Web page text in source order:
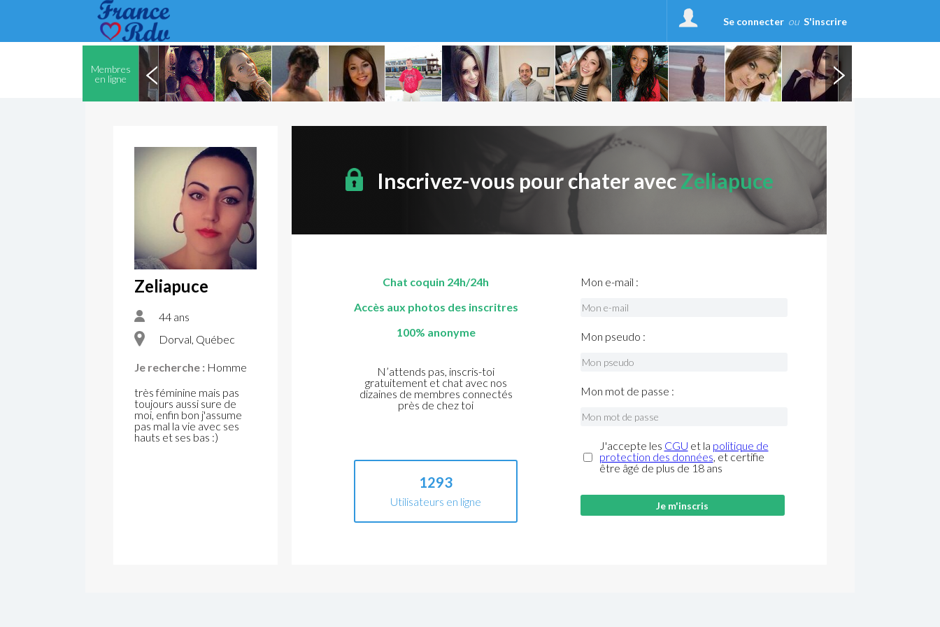
Se connecter ou S'inscrire
Membres
en ligne
Zeliapuce
44 ans
Dorval, Québec
Je recherche : Homme
très féminine mais pas
toujours aussi sure de
moi, enfin bon j'assume
pas mal la vie avec ses
hauts et ses bas :)
Inscrivez-vous pour chater avecZeliapuce
Chat coquin 24h/24h
Accès aux photos des inscritres
100% anonyme
N’attends pas, inscris-toi
gratuitement et chat avec nos
dizaines de membres connectés
près de chez toi
1293
Utilisateurs en ligne
Mon e-mail :
Mon pseudo :
Mon mot de passe :
J'accepte les CGU et la politique de
protection des données, et certifie
être âgé de plus de 18 ans